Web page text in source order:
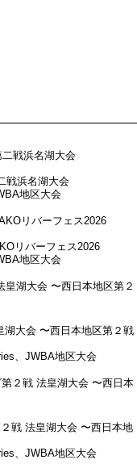
戦浜名湖大会
地区大会
リバーフェス2026
地区大会
湖大会 〜西日本地区第２戦
JWBA地区大会
戦 法皇湖大会 〜西日本地
JWBA地区大会